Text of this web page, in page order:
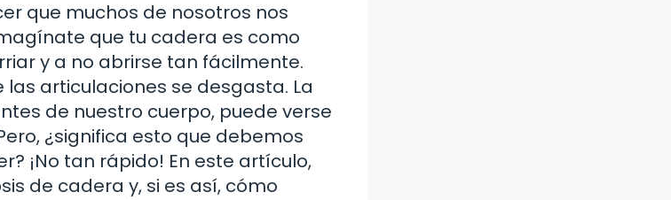
que muchos de nosotros nos
que tu cadera es como
y a no abrirse tan fácilmente.
articulaciones se desgasta. La
de nuestro cuerpo, puede verse
¿significa esto que debemos
¡No tan rápido! En este artículo,
de cadera y, si es así, cómo